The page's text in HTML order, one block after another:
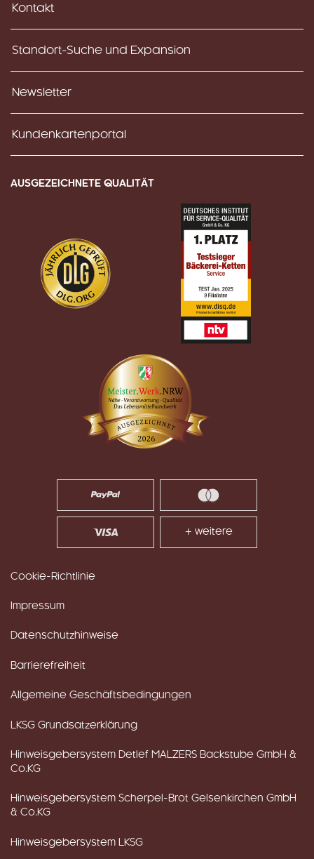
Kontakt
Standort-Suche und Expansion
Newsletter
Kundenkartenportal
AUSGEZEICHNETE QUALITÄT
+ weitere
Cookie-Richtlinie
Impressum
Datenschutzhinweise
Barrierefreiheit
Allgemeine Geschäftsbedingungen
LKSG Grundsatzerklärung
Hinweisgebersystem Detlef MALZERS Backstube GmbH &
Co.KG
Hinweisgebersystem Scherpel-Brot Gelsenkirchen GmbH
& Co.KG
Hinweisgebersystem LKSG